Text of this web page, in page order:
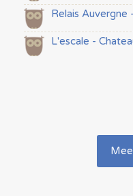
Relais Auvergne
L'escale -